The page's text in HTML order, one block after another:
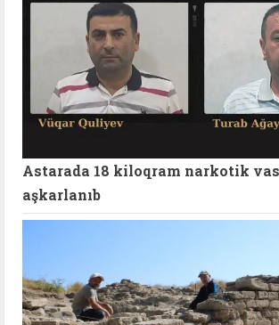
Astarada 18 kiloqram narkotik
aşkarlanıb